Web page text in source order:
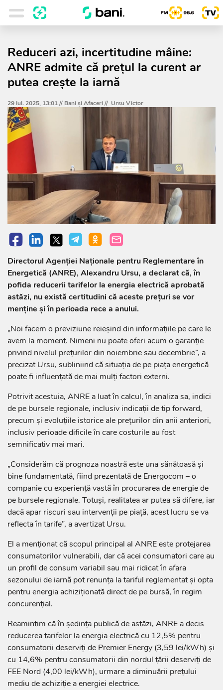
Reduceri azi, incertitudine mâine:
ANRE admite că prețul la curent ar
putea crește la iarnă
29 Iul. 2025, 13:01 // Bani și Afaceri// Ursu Victor
Directorul Agenției Naționale pentru Reglementare în
Energetică (ANRE), Alexandru Ursu, a declarat că, în
pofida reducerii tarifelor la energia electrică aprobată
astăzi, nu există certitudini că aceste prețuri se vor
menține și în perioada rece a anului.
„Noi facem o previziune reieșind din informațiile pe care le
avem la moment. Nimeni nu poate oferi acum o garanție
privind nivelul prețurilor din noiembrie sau decembrie”, a
precizat Ursu, subliniind că situația de pe piața energetică
poate fi influențată de mai mulți factori externi.
Potrivit acestuia, ANRE a luat în calcul, în analiza sa, indici
de pe bursele regionale, inclusiv indicații de tip forward,
precum și evoluțiile istorice ale prețurilor din anii anteriori,
inclusiv perioade dificile în care costurile au fost
semnificativ mai mari.
„Considerăm că prognoza noastră este una sănătoasă și
bine fundamentată, fiind prezentată de Energocom – o
companie cu experiență vastă în procurarea de energie de
pe bursele regionale. Totuși, realitatea ar putea să difere, iar
dacă apar riscuri sau intervenții pe piață, acest lucru se va
reflecta în tarife”, a avertizat Ursu.
El a menționat că scopul principal al ANRE este protejarea
consumatorilor vulnerabili, dar că acei consumatori care au
un profil de consum variabil sau mai ridicat în afara
sezonului de iarnă pot renunța la tariful reglementat și opta
pentru energia achiziționată direct de pe bursă, în regim
concurențial.
Reamintim că în ședința publică de astăzi, ANRE a decis
reducerea tarifelor la energia electrică cu 12,5% pentru
consumatorii deserviți de Premier Energy (3,59 lei/kWh) și
cu 14,6% pentru consumatorii din nordul țării deserviți de
FEE Nord (4,00 lei/kWh), urmare a diminuării prețului
mediu de achiziție a energiei electrice.